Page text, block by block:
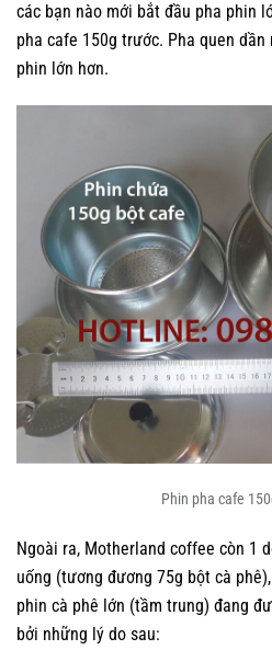
các bạn nào mới bắt đầu pha phin
pha cafe 150g trước. Pha quen dần
phin lớn hơn.
Phin pha cafe
Ngoài ra, Motherland coffee còn 1
uống (tương đương 75g bột cà
phin cà phê lớn (tầm trung) đang
bởi những lý do sau: